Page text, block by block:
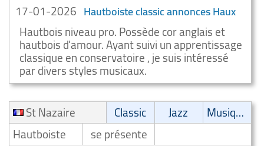
17-01-2026 Hautboiste classic annonces Haux
Hautbois niveau pro. Possède cor anglais et
hautbois d'amour. Ayant suivi un apprentissage
classique en conservatoire , je suis intéressé
par divers styles musicaux.
St Nazaire
Classic Jazz
Musique de film
Hautboiste
se présente